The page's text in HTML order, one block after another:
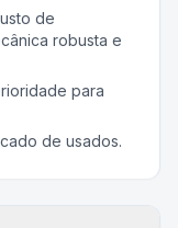
de
robusta e
para
de usados.